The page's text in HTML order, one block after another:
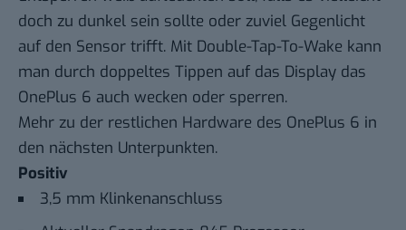
doch zu dunkel sein sollte oder zuviel Gegenlicht
auf den Sensor trifft. Mit Double-Tap-To-Wake kann
man durch doppeltes Tippen auf das Display das
OnePlus 6 auch wecken oder sperren.
Mehr zu der restlichen Hardware des OnePlus 6 in
den nächsten Unterpunkten.
Positiv
3,5 mm Klinkenanschluss